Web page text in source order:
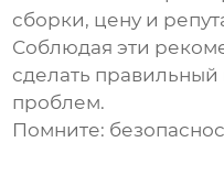
сборки, цену и
Соблюдая эти
сделать
проблем.
Помните: